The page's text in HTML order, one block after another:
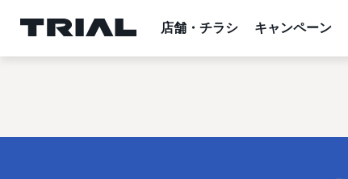
店舗・チラシ キャンペーン